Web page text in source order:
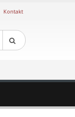
Kontakt